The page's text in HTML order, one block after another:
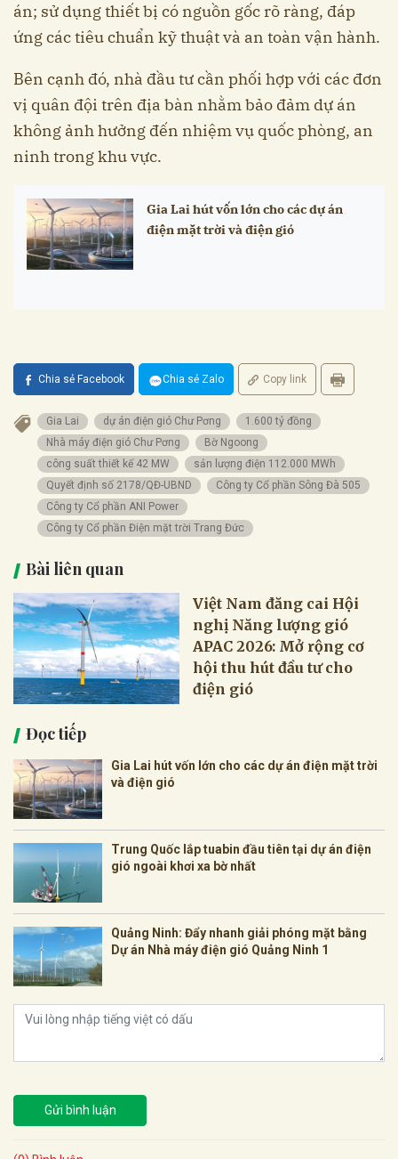
án; sử dụng thiết bị có nguồn gốc rõ ràng, đáp
ứng các tiêu chuẩn kỹ thuật và an toàn vận hành.
Bên cạnh đó, nhà đầu tư cần phối hợp với các đơn
vị quân đội trên địa bàn nhằm bảo đảm dự án
không ảnh hưởng đến nhiệm vụ quốc phòng, an
ninh trong khu vực.
Gia Lai hút vốn lớn cho các dự án
điện mặt trời và điện gió
Chia sẻ Facebook Chia sẻ Zalo Copy link
Gia Lai dự án điện gió Chư Pơng
1.600 tỷ đồng
Nhà máy điện gió Chư Pơng
Bờ Ngoong
công suất thiết kế 42 MW
sản lượng điện 112.000 MWh
Quyết định số 2178/QĐ-UBND
Công ty Cổ phần Sông Đà 505
Công ty Cổ phần ANI Power
Công ty Cổ phần Điện mặt trời Trang Đức
Bài liên quan
Việt Nam đăng cai Hội
nghị Năng lượng gió
APAC 2026: Mở rộng cơ
hội thu hút đầu tư cho
điện gió
Đọc tiếp
Gia Lai hút vốn lớn cho các dự án điện mặt trời
và điện gió
Trung Quốc lắp tuabin đầu tiên tại dự án điện
gió ngoài khơi xa bờ nhất
Quảng Ninh: Đẩy nhanh giải phóng mặt bằng
Dự án Nhà máy điện gió Quảng Ninh 1
Gửi bình luận